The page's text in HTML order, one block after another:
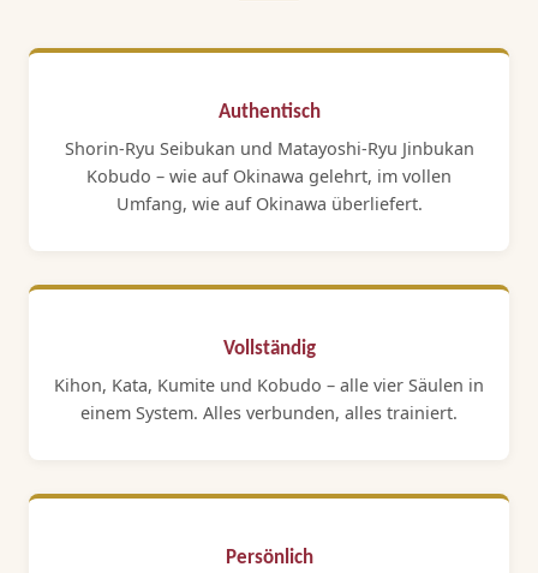
Authentisch
Shorin-Ryu Seibukan und Matayoshi-Ryu Jinbukan
Kobudo – wie auf Okinawa gelehrt, im vollen
Umfang, wie auf Okinawa überliefert.
Vollständig
Kihon, Kata, Kumite und Kobudo – alle vier Säulen in
einem System. Alles verbunden, alles trainiert.
Persönlich